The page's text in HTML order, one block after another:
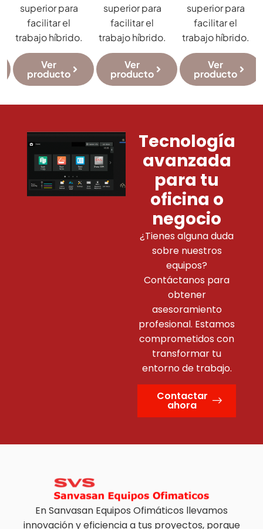
superior para
facilitar el
trabajo híbrido.
Ver
producto
superior para
facilitar el
trabajo híbrido.
Ver
producto
superior para
facilitar el
trabajo híbrido.
Ver
producto
Tecnología
avanzada
para tu
oficina o
negocio
¿Tienes alguna duda
sobre nuestros
equipos?
Contáctanos para
obtener
asesoramiento
profesional. Estamos
comprometidos con
transformar tu
entorno de trabajo.
Contactar
ahora
En Sanvasan Equipos Ofimáticos llevamos
innovación y eficiencia a tus proyectos, porque